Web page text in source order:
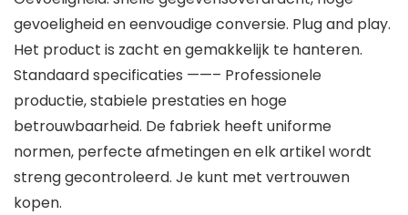
gevoeligheid en eenvoudige conversie. Plug and play.
Het product is zacht en gemakkelijk te hanteren.
Standaard specificaties ——– Professionele
productie, stabiele prestaties en hoge
betrouwbaarheid. De fabriek heeft uniforme
normen, perfecte afmetingen en elk artikel wordt
streng gecontroleerd. Je kunt met vertrouwen
kopen.